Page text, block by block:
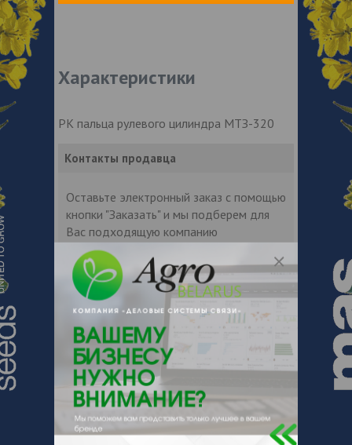
Характеристики
РК пальца рулевого цилиндра МТЗ-320
Контакты продавца
Оставьте электронный заказ с помощью
кнопки "Заказать" и мы подберем для
Вас подходящую компанию
поставщика.